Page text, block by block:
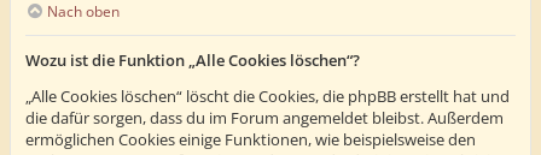
Nach oben
Wozu ist die Funktion „Alle Cookies löschen“?
„Alle Cookies löschen“ löscht die Cookies, die phpBB erstellt hat und
die dafür sorgen, dass du im Forum angemeldet bleibst. Außerdem
ermöglichen Cookies einige Funktionen, wie beispielsweise den